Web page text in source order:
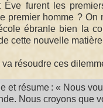
furent les
premier homme ?
ébranle bien la
cette nouvelle
résoudre ces
et résume : « Nous
Nous croyons que